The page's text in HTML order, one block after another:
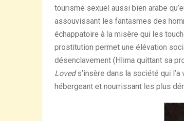
tourisme sexuel aussi bien arabe
assouvissant les fantasmes des
échappatoire à la misère qui les
prostitution permet une élévation
désenclavement (Hlima quittant sa
Loveds’insère dans la société qui
hébergeant et nourrissant les plus